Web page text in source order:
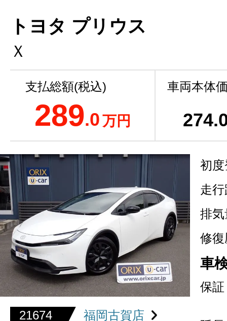
トヨタ プリウス
Ｘ
支払総額(税込)
289.0万円
車両本体
274
21674 福岡古賀店
初
走
排気
修復
車
保証